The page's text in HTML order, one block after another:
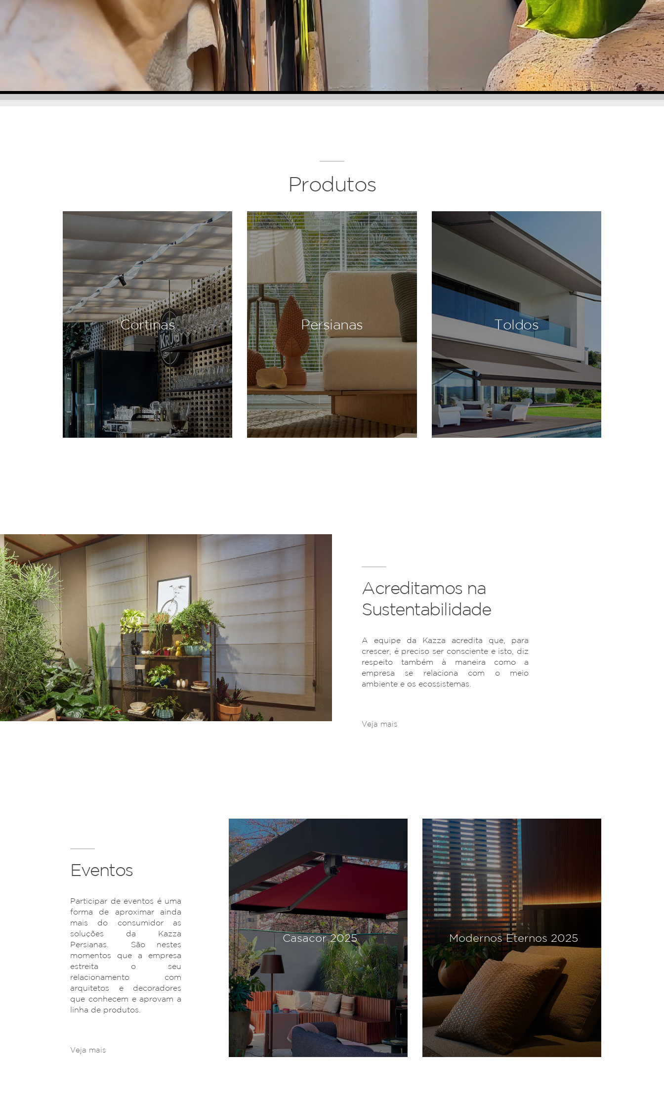
Produtos
Cortinas Persianas Toldos
Acreditamos na
Sustentabilidade
A equipe da Kazza acredita que, para
crescer, é preciso ser consciente e isto, diz
respeito também à maneira como a
empresa se relaciona com o meio
ambiente e os ecossistemas.
Veja mais
Eventos
Participar de eventos é uma
forma de aproximar ainda
mais do consumidor as
soluções da Kazza
Persianas. São nestes
momentos que a empresa
estreita o seu
relacionamento com
arquitetos e decoradores
que conhecem e aprovam a
linha de produtos.
Veja mais
Casacor 2024 Modernos Eternos 2024